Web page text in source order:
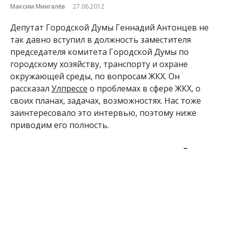
Максим Мингалёв 27.06.2012
Депутат Городской Думы Геннадий Антонцев не
так давно вступил в должность заместителя
председателя комитета Городской Думы по
городскому хозяйству, транспорту и охране
окружающей среды, по вопросам ЖКХ. Он
рассказал Улпрессе о проблемах в сфере ЖКХ, о
своих планах, задачах, возможностях. Нас тоже
заинтересовало это интервью, поэтому ниже
приводим его полность.
–